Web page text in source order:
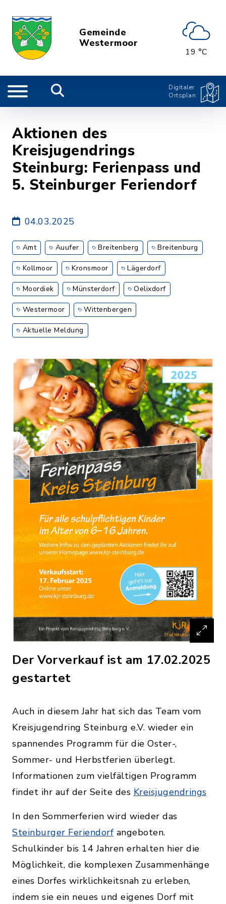
Gemeinde
Westermoor
19 °C
Digitaler
Ortsplan
Aktionen des
Kreisjugendrings
Steinburg: Ferienpass und
5. Steinburger Feriendorf
04.03.2025
Amt Auufer Breitenberg Breitenburg
Kollmoor Kronsmoor Lägerdorf
Moordiek Münsterdorf Oelixdorf
Westermoor Wittenbergen
Aktuelle Meldung
Der Vorverkauf ist am 17.02.2025
gestartet
Auch in diesem Jahr hat sich das Team vom
Kreisjugendring Steinburg e.V. wieder ein
spannendes Programm für die Oster-,
Sommer- und Herbstferien überlegt.
Informationen zum vielfältigen Programm
findet ihr auf der Seite des Kreisjugendrings
In den Sommerferien wird wieder das
Steinburger Feriendorf angeboten.
Schulkinder bis 14 Jahren erhalten hier die
Möglichkeit, die komplexen Zusammenhänge
eines Dorfes wirklichkeitsnah zu erleben,
indem sie ein neues und eigenes Dorf mit